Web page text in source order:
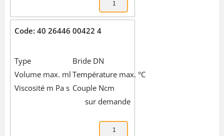
Code: 40 26446 00422 4
Type
Bride DN
Volume max. ml Température max. °C
Viscosité m Pa s Couple Ncm
sur demande